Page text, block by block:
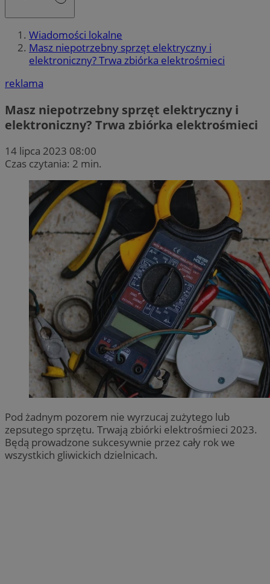
Wiadomości lokalne
Masz niepotrzebny sprzęt elektryczny i
elektroniczny? Trwa zbiórka elektrośmieci
reklama
Masz niepotrzebny sprzęt elektryczny i
elektroniczny? Trwa zbiórka elektrośmieci
14 lipca 2023 08:00
Czas czytania: 2 min.
Pod żadnym pozorem nie wyrzucaj zużytego lub
zepsutego sprzętu. Trwają zbiórki elektrośmieci 2023.
Będą prowadzone sukcesywnie przez cały rok we
wszystkich gliwickich dzielnicach.